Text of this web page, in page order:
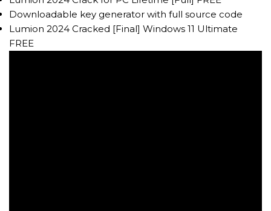
Downloadable key generator with full source code
Lumion 2024 Cracked [Final] Windows 11 Ultimate
FREE